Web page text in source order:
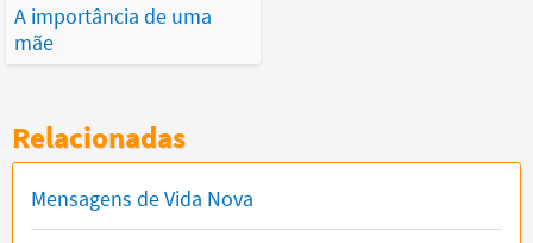
A importância de uma
mãe
Relacionadas
Mensagens de Vida Nova